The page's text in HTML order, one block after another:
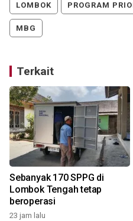
LOMBOK PROGRAM
MBG
Terkait
Sebanyak 170 SPPG di
Lombok Tengah tetap
beroperasi
23 jam lalu